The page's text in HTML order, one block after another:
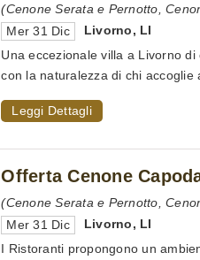
(Cenone Serata e Pernotto,
Mer 31 Dic
Livorno, LI
Una eccezionale villa a Livorno
con la naturalezza di chi accoglie
Leggi Dettagli
Offerta Cenone
(Cenone Serata e Pernotto,
Mer 31 Dic
Livorno, LI
I Ristoranti propongono un